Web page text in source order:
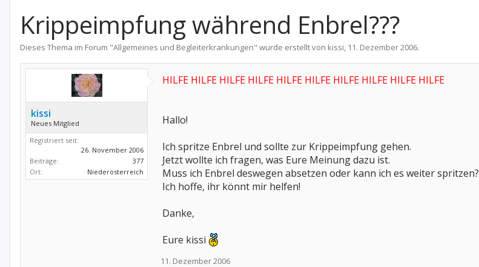
Krippeimpfung während Enbrel???
Dieses Thema im Forum "Allgemeines und Begleiterkrankungen" wurde erstellt von kissi, 11. Dezember 2006.
kissi
Neues Mitglied
Registriert seit:
26. November 2006
Beiträge:
377
Ort:
Niederösterreich
HILFE HILFE HILFE HILFE HILFE HILFE HILFE HILFE HILFE HILFE
Hallo!
Ich spritze Enbrel und sollte zur Krippeimpfung gehen.
Jetzt wollte ich fragen, was Eure Meinung dazu ist.
Muss ich Enbrel deswegen absetzen oder kann ich es weiter spritzen?
Ich hoffe, ihr könnt mir helfen!
Danke,
Eure kissi
11. Dezember 2006